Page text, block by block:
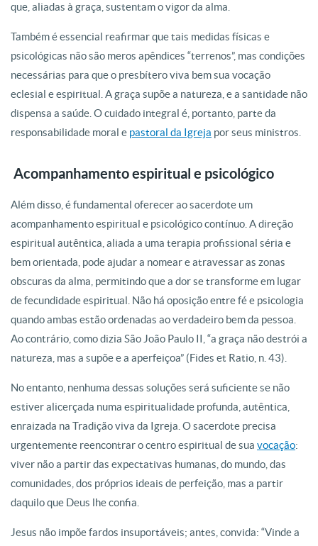
que, aliadas à graça, sustentam o vigor da alma.
Também é essencial reafirmar que tais medidas físicas e
psicológicas não são meros apêndices “terrenos”, mas condições
necessárias para que o presbítero viva bem sua vocação
eclesial e espiritual. A graça supõe a natureza, e a santidade não
dispensa a saúde. O cuidado integral é, portanto, parte da
responsabilidade moral e pastoral da Igreja por seus ministros.
Acompanhamento espiritual e psicológico
Além disso, é fundamental oferecer ao sacerdote um
acompanhamento espiritual e psicológico contínuo. A direção
espiritual autêntica, aliada a uma terapia profissional séria e
bem orientada, pode ajudar a nomear e atravessar as zonas
obscuras da alma, permitindo que a dor se transforme em lugar
de fecundidade espiritual. Não há oposiçãoentre fé e psicologia
quando ambas estão ordenadas ao verdadeiro bem da pessoa.
Ao contrário, como dizia São João Paulo II, “a graça não destrói a
natureza, mas a supõe e a aperfeiçoa” (Fides et Ratio, n. 43).
No entanto, nenhuma dessas soluções será suficiente se não
estiver alicerçada numa espiritualidade profunda, autêntica,
enraizada na Tradição viva da Igreja. O sacerdote precisa
urgentemente reencontrar o centro espiritual de sua vocação:
viver não a partir das expectativas humanas, do mundo, das
comunidades, dos próprios ideais de perfeição, mas a partir
daquilo que Deus lhe confia.
Jesus não impõe fardos insuportáveis; antes, convida: “Vinde a